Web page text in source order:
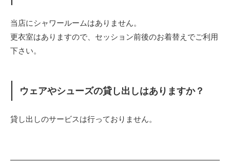
当店にシャワールームはありません。
更衣室はありますので、セッション前後のお着替えでご利用
下さい。
ウェアやシューズの貸し出しはありますか？
貸し出しのサービスは行っておりません。